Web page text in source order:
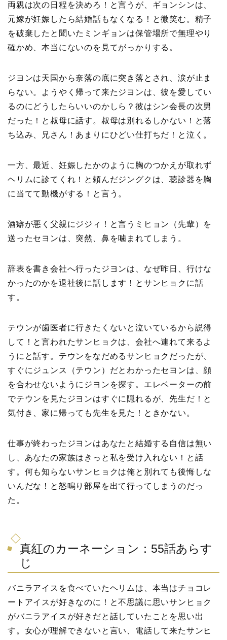
両親は次の日程を決めろ！と言うが、ギョンシンは、
元嫁が妊娠したら結婚話もなくなる！と微笑む。精子
を破棄したと聞いたミンギョンは保管場所で無理やり
確かめ、本当にないのを見てがっかりする。
ジヨンは天国から奈落の底に突き落とされ、涙が止ま
らない。ようやく帰って来たジヨンは、彼を愛してい
るのにどうしたらいいのかしら？彼はシン会長の次男
だった！と叔母に話す。叔母は別れるしかない！と落
ち込み、兄さん！あまりにひどい仕打ちだ！と泣く。
一方、最近、妊娠したかのように胸のつかえが取れず
ヘリムに診てくれ！と頼んだジングクは、聴診器を胸
に当てて動機がする！と言う。
酒癖が悪く父親にジジィ！と言うミヒョン（先輩）を
送ったセヨンは、突然、鼻を噛まれてしまう。
辞表を書き会社へ行ったジヨンは、なぜ昨日、行けな
かったのかを退社後に話します！とサンヒョクに話
す。
テウンが歯医者に行きたくないと泣いているから説得
して！と言われたサンヒョクは、会社へ連れて来るよ
うにと話す。テウンをなだめるサンヒョクだったが、
すぐにジュンス（テウン）だとわかったセヨンは、顔
を合わせないようにジヨンを探す。エレベーターの前
でテウンを見たジヨンはすぐに隠れるが、先生だ！と
気付き、家に帰っても先生を見た！ときかない。
仕事が終わったジヨンはあなたと結婚する自信は無い
し、あなたの家族はきっと私を受け入れない！と話
す。何も知らないサンヒョクは俺と別れても後悔しな
いんだな！と怒鳴り部屋を出て行ってしまうのだっ
た。
真紅のカーネーション：55話あらす
じ
バニラアイスを食べていたヘリムは、本当はチョコレ
ートアイスが好きなのに！と不思議に思いサンヒョク
がバニラアイスが好きだと話していたことを思い出
す。女心が理解できないと言い、電話して来たサンヒ